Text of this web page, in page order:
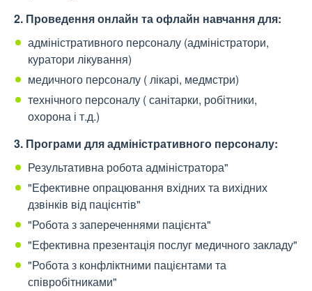
2. Проведення онлайн та офлайн навчання для:
адміністративного персоналу (адміністратори,
куратори лікування)
медичного персоналу ( лікарі, медмстри)
технічного персоналу ( санітарки, робітники,
охорона і т.д.)
3. Програми для адміністративного персоналу:
Результативна робота адміністратора"
"Ефективне опрацювання вхідних та вихідних
дзвінків від пацієнтів"
"Робота з запереченнями пацієнта"
"Ефективна презентація послуг медичного закладу"
"Робота з конфліктними пацієнтами та
співробітниками"